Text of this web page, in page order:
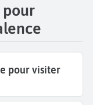
pour visiter